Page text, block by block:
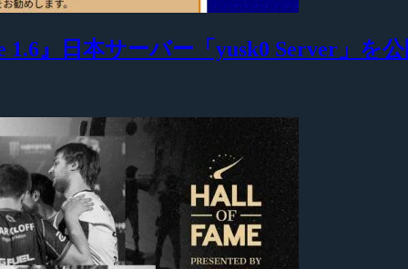
』日本サーバー「yusk0 Server」を